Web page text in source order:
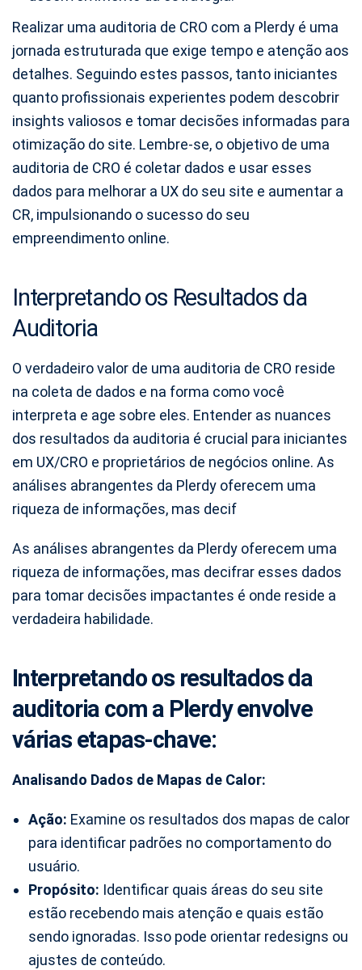
Realizar uma auditoria de CRO com a Plerdy é uma
jornada estruturada que exige tempo e atenção aos
detalhes. Seguindo estes passos, tanto iniciantes
quanto profissionais experientes podem descobrir
insights valiosos e tomar decisões informadas para
otimização do site. Lembre-se, o objetivo de uma
auditoria de CRO é coletar dados e usar esses
dados para melhorar a UX do seu site e aumentar a
CR, impulsionando o sucesso do seu
empreendimento online.
Interpretando os Resultados da
Auditoria
O verdadeiro valor de uma auditoria de CRO reside
na coleta de dados e na forma como você
interpreta e age sobre eles. Entender as nuances
dos resultados da auditoria é crucial para iniciantes
em UX/CRO e proprietários de negócios online. As
análises abrangentes da Plerdy oferecem uma
riqueza de informações, mas decif
As análises abrangentes da Plerdy oferecem uma
riqueza de informações, mas decifrar esses dados
para tomar decisões impactantes é onde reside a
verdadeira habilidade.
Interpretando os resultados da
auditoria com a Plerdy envolve
várias etapas-chave:
Analisando Dados de Mapas de Calor:
Ação: Examine os resultados dos mapas de calor
para identificar padrões no comportamento do
usuário.
Propósito: Identificar quais áreas do seu site
estão recebendo mais atenção e quais estão
sendo ignoradas. Isso pode orientar redesigns ou
ajustes de conteúdo.